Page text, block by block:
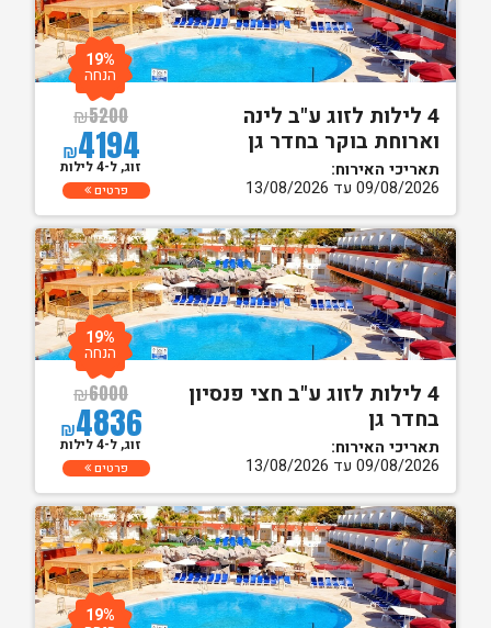
4 לילות לזוג ע"ב לינה
וארוחת בוקר בחדר גן
תאריכי האירוח:
09/08/2026 עד 13/08/2026
₪5200
₪4194
19%
הנחה
זוג, ל-4 לילות
פרטים
4 לילות לזוג ע"ב חצי פנסיון
בחדר גן
תאריכי האירוח:
09/08/2026 עד 13/08/2026
₪6000
₪4836
19%
הנחה
זוג, ל-4 לילות
פרטים
19%